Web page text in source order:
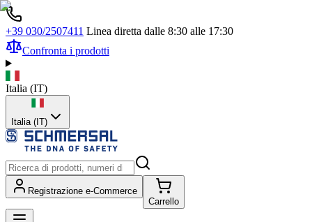
+39 030/2507411 Linea diretta dalle 8:30 alle 17:30
Confronta i prodotti
Italia (IT)
Italia (IT)
Registrazione e-Commerce
Carrello